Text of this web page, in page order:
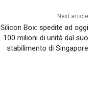
Next article
Silicon Box: spedite ad oggi
100 milioni di unità dal suo
stabilimento di Singapore